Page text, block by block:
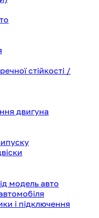
стійкості /
двигуна
модель авто
і підключення